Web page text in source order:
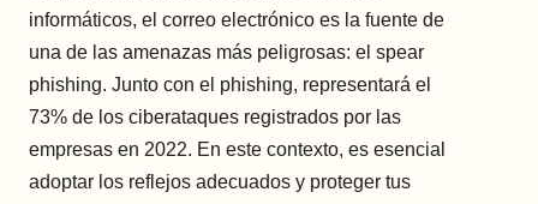
informáticos, el correo electrónico es la fuente de
una de las amenazas más peligrosas: el spear
phishing. Junto con el phishing, representará el
73% de los ciberataques registrados por las
empresas en 2022. En este contexto, es esencial
adoptar los reflejos adecuados y proteger tus